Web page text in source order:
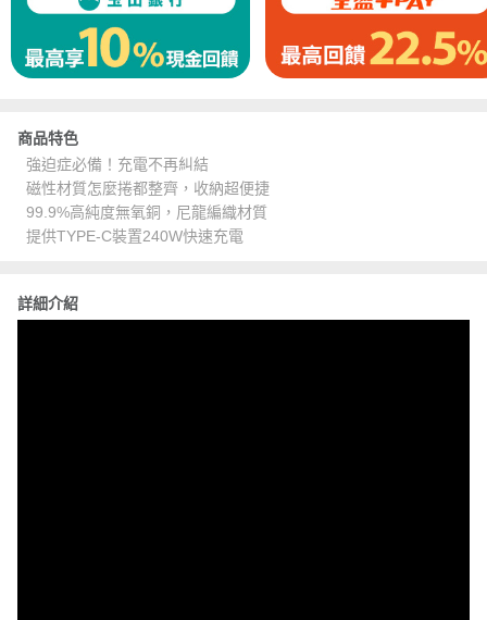
商品特色
強迫症必備！充電不再糾結
磁性材質怎麼捲都整齊，收納超便捷
99.9%高純度無氧銅，尼龍編織材質
提供TYPE-C裝置240W快速充電
詳細介紹